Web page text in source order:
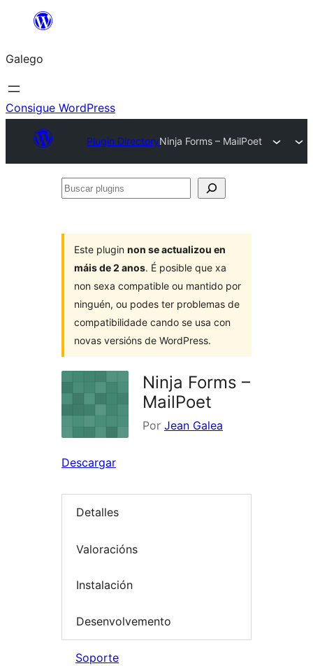
Saltar
contido
Galego
Consigue WordPress
Plugin DirectoryNinja Forms – MailPoet
Buscar
Este plugin non se actualizou en
máis de 2 anos. É posible que xa
non sexa compatible ou mantido por
ninguén, ou podes ter problemas de
compatibilidade cando se usa con
novas versións de WordPress.
Ninja Forms –
MailPoet
Por Jean Galea
Descargar
Detalles
Valoracións
Instalación
Desenvolvemento
Soporte